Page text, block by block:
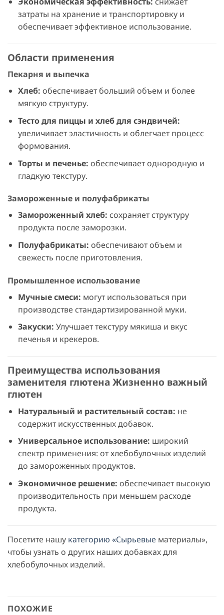
затраты на хранение и транспортировку и
обеспечивает эффективное использование.
Области применения
Пекарня и выпечка
Хлеб: обеспечивает больший объем и более
мягкую структуру.
Тесто для пиццы и хлеб для сэндвичей:
увеличивает эластичность и облегчает процесс
формования.
Торты и печенье: обеспечивает однородную и
гладкую текстуру.
Замороженные и полуфабрикаты
Замороженный хлеб: сохраняет структуру
продукта после заморозки.
Полуфабрикаты: обеспечивают объем и
свежесть после приготовления.
Промышленное использование
Мучные смеси: могут использоваться при
производстве стандартизированной муки.
Закуски: Улучшает текстуру мякиша и вкус
печенья и крекеров.
Преимущества использования
заменителя глютена Жизненно важный
глютен
Натуральный и растительный состав: не
содержит искусственных добавок.
Универсальное использование: широкий
спектр применения: от хлебобулочных изделий
до замороженных продуктов.
Экономичное решение: обеспечивает высокую
производительность при меньшем расходе
продукта.
Посетите нашу категорию «Сырьевые материалы»,
чтобы узнать о других наших добавках для
хлебобулочных изделий.
ПОХОЖИЕ